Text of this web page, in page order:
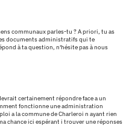
communaux parles-tu ? A priori, tu as
documents administratifs qui te
à ta question, n'hésite pas à nous
certainement répondre face a un
fonctionne une administration
a la commune de Charleroi n ayant rien
chance ici espérant i trouver une réponses